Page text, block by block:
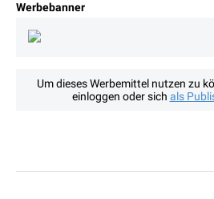
Werbebanner
Um dieses Werbemittel nutzen zu
einloggen oder sich als